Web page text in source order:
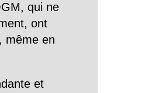
qui ne
ont
même en
et